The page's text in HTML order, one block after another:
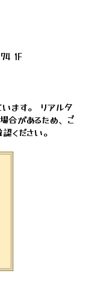
1F
ます。 リアルタ
合があるため、ご
ください。